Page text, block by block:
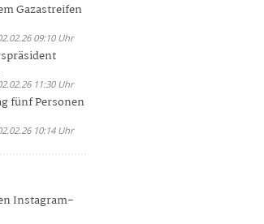
Gazastreifen
09:10 Uhr
11:30 Uhr
fünf Personen
10:14 Uhr
Instagram-